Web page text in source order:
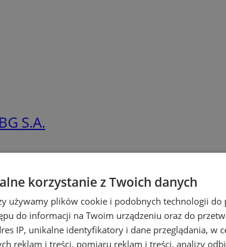
S.A.
korzystanie z Twoich danych
używamy plików cookie i podobnych technologii do
do informacji na Twoim urządzeniu oraz do
IP, unikalne identyfikatory i dane przeglądania, w
reklam i treści, pomiaru reklam i treści, analizy